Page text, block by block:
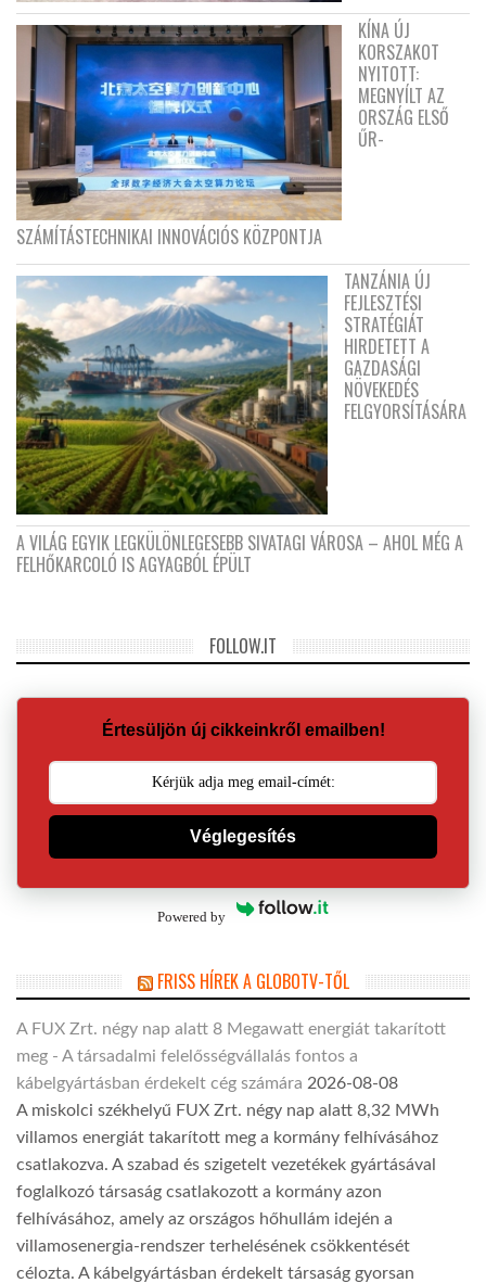
KÍNA ÚJ
KORSZAKOT
NYITOTT:
MEGNYÍLT AZ
ORSZÁG ELSŐ
ŰR-
SZÁMÍTÁSTECHNIKAI INNOVÁCIÓS KÖZPONTJA
TANZÁNIA ÚJ
FEJLESZTÉSI
STRATÉGIÁT
HIRDETETT A
GAZDASÁGI
NÖVEKEDÉS
FELGYORSÍTÁSÁRA
A VILÁG EGYIK LEGKÜLÖNLEGESEBB SIVATAGI VÁROSA – AHOL MÉG A
FELHŐKARCOLÓ IS AGYAGBÓL ÉPÜLT
FOLLOW.IT
Értesüljön új cikkeinkről emailben!
Véglegesítés
Powered by
FRISS HÍREK A GLOBOTV-TŐL
A FUX Zrt. négy nap alatt 8 Megawatt energiát takarított
meg - A társadalmi felelősségvállalás fontos a
kábelgyártásban érdekelt cég számára 2026-08-08
A miskolci székhelyű FUX Zrt. négy nap alatt 8,32 MWh
villamos energiát takarított meg a kormány felhívásához
csatlakozva. A szabad és szigetelt vezetékek gyártásával
foglalkozó társaság csatlakozott a kormány azon
felhívásához, amely az országos hőhullám idején a
villamosenergia-rendszer terhelésének csökkentését
célozta. A kábelgyártásban érdekelt társaság gyorsan